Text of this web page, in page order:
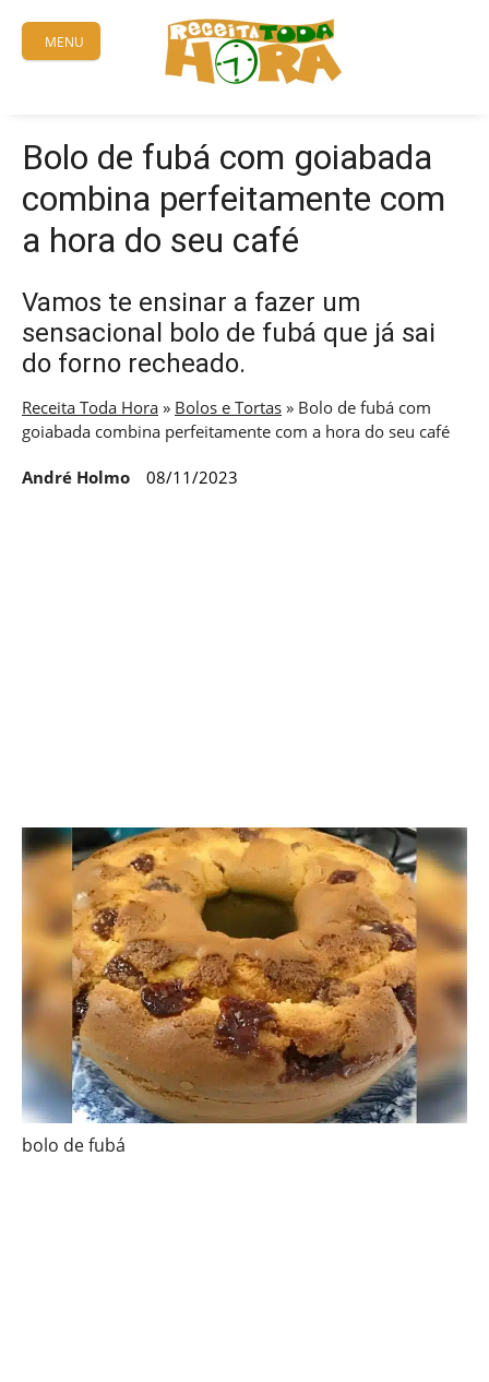
content
MENU
Bolo de fubá com goiabada
combina perfeitamente com
a hora do seu café
Vamos te ensinar a fazer um
sensacional bolo de fubá que já sai
do forno recheado.
Receita Toda Hora » Bolos e Tortas » Bolo de fubá com
goiabada combina perfeitamente com a hora do seu café
André Holmo 08/11/2023
bolo de fubá